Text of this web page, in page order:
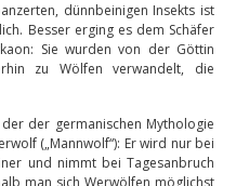
dünnbeinigen Insekts ist
Besser erging es dem Schäfer
Sie wurden von der Göttin
zu Wölfen verwandelt, die
der germanischen Mythologie
(„Mannwolf“): Er wird nur bei
und nimmt bei Tagesanbruch
man sich Werwölfen möglichst